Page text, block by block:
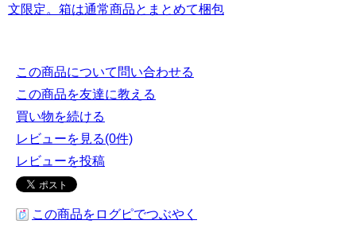
文限定。箱は通常商品とまとめて梱包
この商品について問い合わせる
この商品を友達に教える
買い物を続ける
レビューを見る(0件)
レビューを投稿
この商品をログピでつぶやく